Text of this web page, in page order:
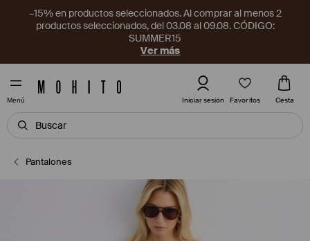
–15% en productos seleccionados. Al comprar al menos 2
productos seleccionados, del 03.08 al 09.08. CÓDIGO:
SUMMER15
Ver más
Menú Iniciar sesión Favoritos Cesta
Pantalones